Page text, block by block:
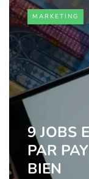
MARKETING
9 JOBS
PAR
BIEN